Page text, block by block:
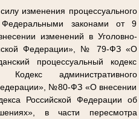
изменения процессуального
Федеральными законами от 9
изменений в Уголовно-
Федерации», № 79-ФЗ «О
процессуальный кодекс
административного
№80-ФЗ «О внесении
Российской Федерации об
в части пересмотра